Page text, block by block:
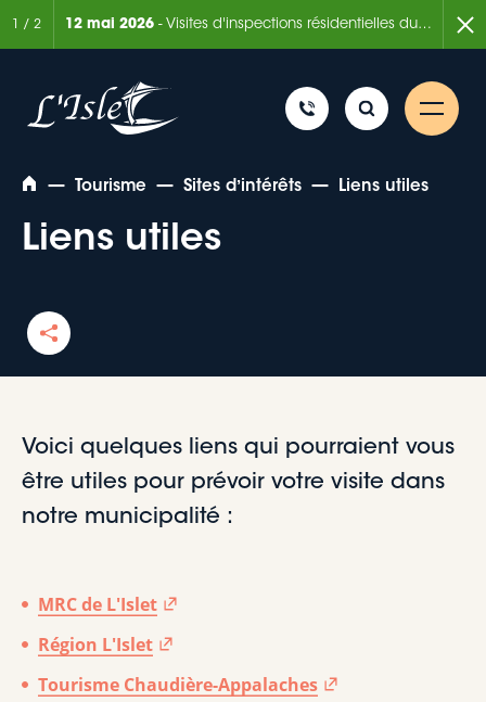
/ 2
de 6 mois 12 mai 2026 - Visites d'inspections résidentielles du Service de la sécurité incendie 2 mars
— Tourisme — Sites dʼintérêts — Liens utiles
Liens utiles
Voici quelques liens qui pourraient vous
être utiles pour prévoir votre visite dans
notre municipalité :
MRC de L'Islet
Région L'Islet
Tourisme Chaudière-Appalaches